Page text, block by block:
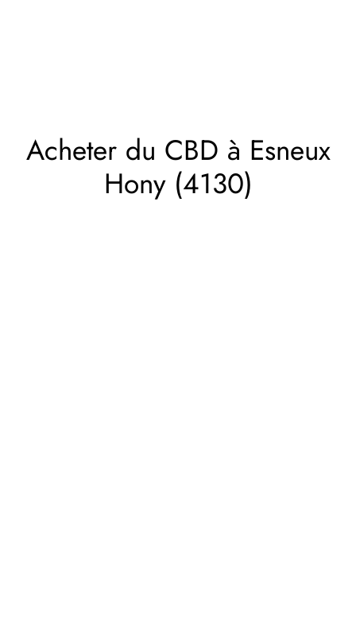
Acheter du CBD à Esneux
Hony (4130)